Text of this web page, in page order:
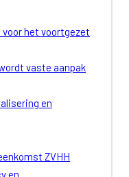
het voortgezet
vaste aanpak
en
ZVHH
en